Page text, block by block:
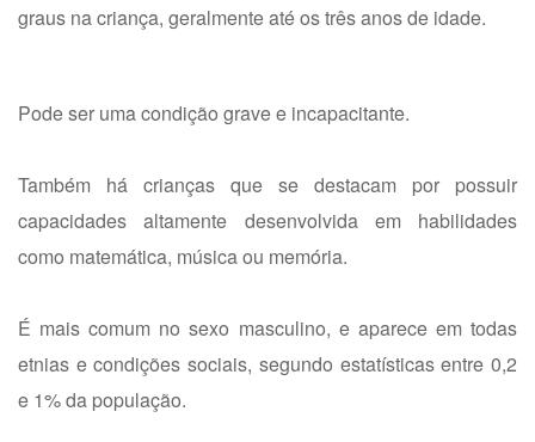
graus na criança, geralmente até os três anos de idade.
Pode ser uma condição grave e incapacitante.
Também há crianças que se destacam por possuir
capacidades altamente desenvolvida em habilidades
como matemática, música ou memória.
É mais comum no sexo masculino, e aparece em todas
etnias e condições sociais, segundo estatísticas entre 0,2
e 1% da população.